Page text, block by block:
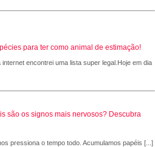
para ter como animal de estimação!
internet encontrei uma lista super legal.Hoje em dia
são os signos mais nervosos? Descubra
pressiona o tempo todo. Acumulamos papéis [...]